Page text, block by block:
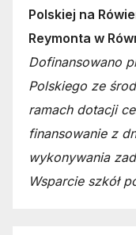
Polskiej na
Reymonta w
Dofinansowano
Polskiego ze
ramach dotacji
finansowanie z
wykonywania
Wsparcie szkół